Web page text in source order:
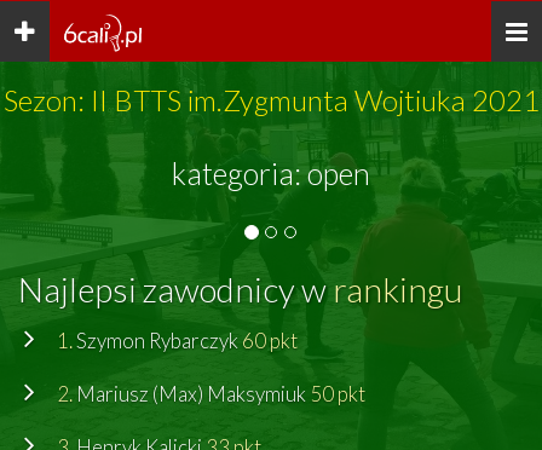
Toggle
navigation
Sezon: II BTTS im.Zygmunta Wojtiuka 2021
kategoria: open